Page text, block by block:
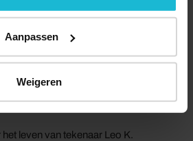
Aanpassen
Weigeren
de ogen van tekenaar Leo K.
leven van tekenaar Leo K.